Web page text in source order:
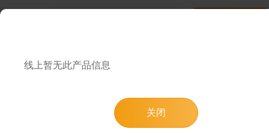
线上暂无此产品信息
关闭
跳转小程序